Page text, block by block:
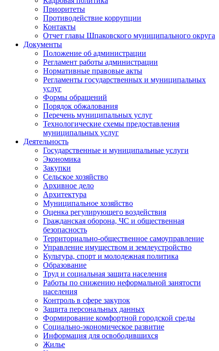
Приоритеты
Противодействие коррупции
Контакты
Отчет главы Шпаковского муниципального округа
Документы
Положение об администрации
Регламент работы администрации
Нормативные правовые акты
Регламенты государственных и муниципальных
услуг
Формы обращений
Порядок обжалования
Перечень муниципальных услуг
Технологические схемы предоставления
муниципальных услуг
Деятельность
Государственные и муниципальные услуги
Экономика
Закупки
Сельское хозяйство
Архивное дело
Архитектура
Муниципальное хозяйство
Оценка регулирующего воздействия
Гражданская оборона, ЧС и общественная
безопасность
Территориально-общественное самоуправление
Управление имуществом и землеустройство
Культура, спорт и молодежная политика
Образование
Труд и социальная защита населения
Работы по снижению неформальной занятости
населения
Контроль в сфере закупок
Защита персональных данных
Формирование комфортной городской среды
Социально-экономическое развитие
Информация для освободившихся
Жилье